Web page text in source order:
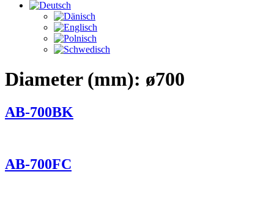
Diameter (mm): ø700
AB-700BK
AB-700FC